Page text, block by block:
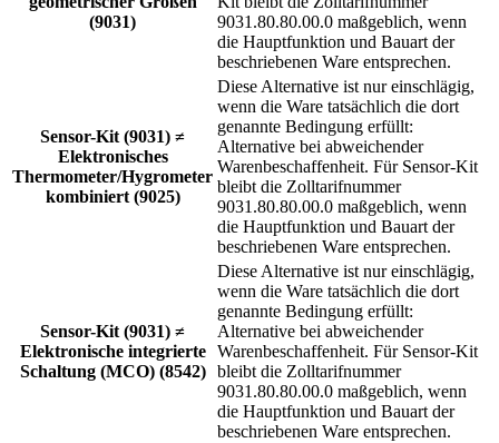
(9031)
9031.80.80.00.0 maßgeblich, wenn
die Hauptfunktion und Bauart der
beschriebenen Ware entsprechen.
Sensor-Kit (9031) ≠
Elektronisches
Thermometer/Hygrometer
kombiniert (9025)
Diese Alternative ist nur einschlägig,
wenn die Ware tatsächlich die dort
genannte Bedingung erfüllt:
Alternative bei abweichender
Warenbeschaffenheit. Für Sensor-Kit
bleibt die Zolltarifnummer
9031.80.80.00.0 maßgeblich, wenn
die Hauptfunktion und Bauart der
beschriebenen Ware entsprechen.
Sensor-Kit (9031) ≠
Elektronische integrierte
Schaltung (MCO) (8542)
Diese Alternative ist nur einschlägig,
wenn die Ware tatsächlich die dort
genannte Bedingung erfüllt:
Alternative bei abweichender
Warenbeschaffenheit. Für Sensor-Kit
bleibt die Zolltarifnummer
9031.80.80.00.0 maßgeblich, wenn
die Hauptfunktion und Bauart der
beschriebenen Ware entsprechen.